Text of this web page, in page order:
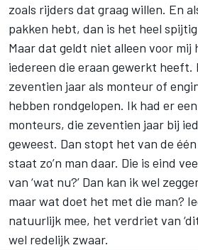
zoals rijders dat graag willen. En
pakken hebt, dan is het heel
Maar dat geldt niet alleen voor mij
iedereen die eraan gewerkt heeft.
zeventien jaar als monteur of
hebben rondgelopen. Ik had er
monteurs, die zeventien jaar bij
geweest. Dan stopt het van de
staat zo’n man daar. Die is eind
van ‘wat nu?’ Dan kan ik wel
maar wat doet het met die man?
natuurlijk mee, het verdriet van
wel redelijk zwaar.